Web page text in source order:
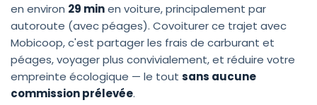
en environ 29 minen voiture, principalement par
autoroute (avec péages). Covoiturer ce trajet avec
Mobicoop, c'est partager les frais de carburant et
péages, voyager plus convivialement, et réduire votre
empreinte écologique — le tout sans aucune
commission prélevée.